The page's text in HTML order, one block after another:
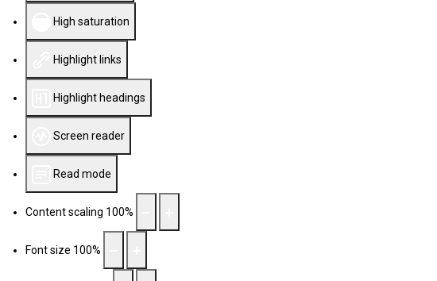
High saturation
Highlight links
Highlight headings
Screen reader
Read mode
Content scaling 100%
Font size 100%